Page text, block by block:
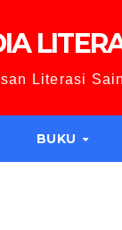
Literasi
BUKU